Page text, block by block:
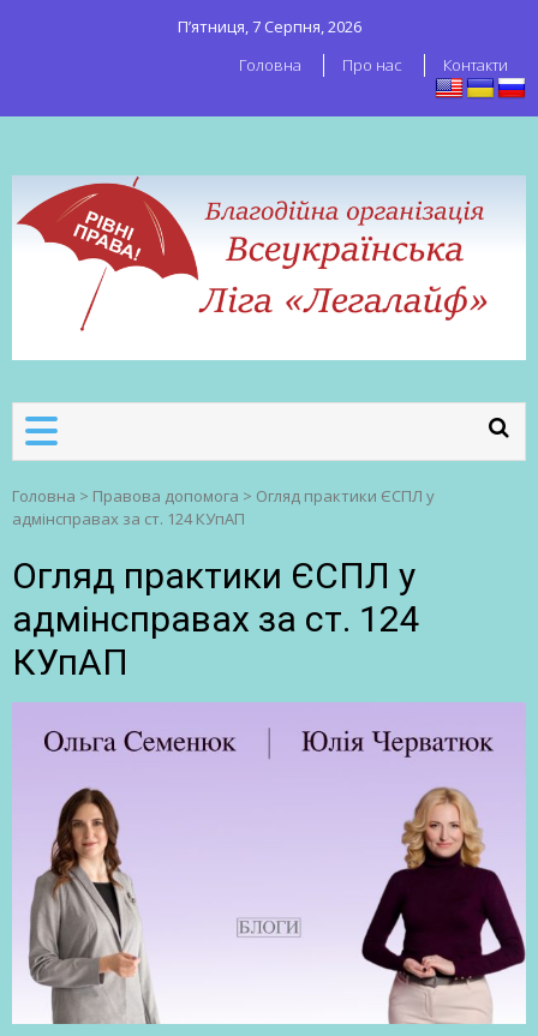
П’ятниця, 7 Серпня, 2026
Головна
Про нас Контакти
робітників
Головна > Правова допомога > Огляд практики ЄСПЛ у
адмінсправах за ст. 124 КУпАП
Огляд практики ЄСПЛ у
адмінсправах за ст. 124
КУпАП